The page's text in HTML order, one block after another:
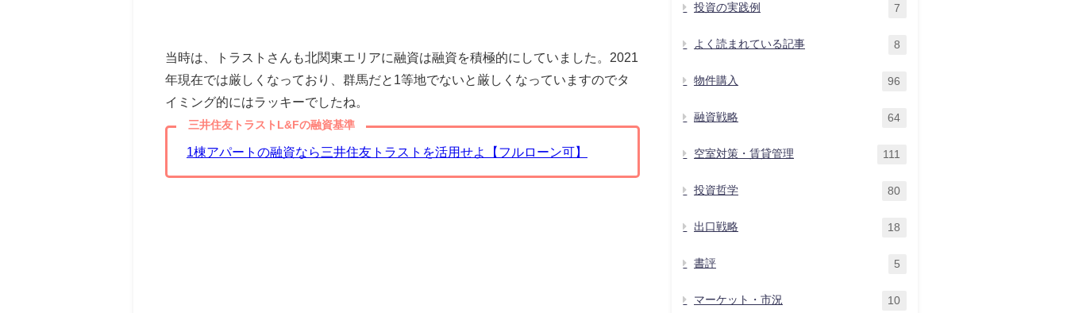
当時は、トラストさんも北関東エリアに融資は融資を積極的にしていました。2021
年現在では厳しくなっており、群馬だと1等地でないと厳しくなっていますのでタ
イミング的にはラッキーでしたね。
三井住友トラストL&Fの融資基準
1棟アパートの融資なら三井住友トラストを活用せよ【フルローン可】
投資の実践例 7
よく読まれている記事 8
物件購入 96
融資戦略 64
空室対策・賃貸管理 111
投資哲学 80
出口戦略 18
書評 5
マーケット・市況 10